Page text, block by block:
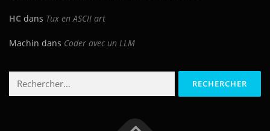
HC dans Tux en ASCII art
Machin dans Coder avec un LLM
Rechercher :